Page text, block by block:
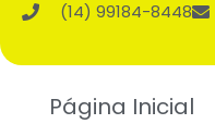
(14) 99184-8448
Página Inicial